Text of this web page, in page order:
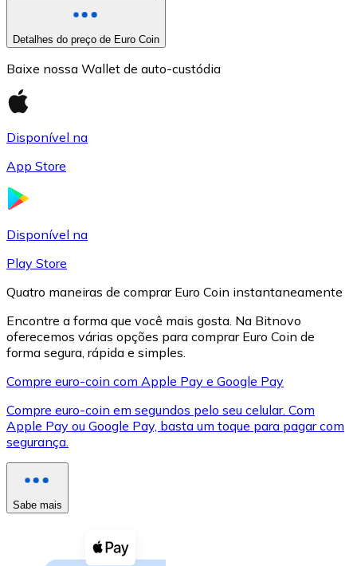
XRP
XRP
Ver tudo
Cupons cripto
Detalhes do preço de Euro Coin
Baixe nossa Wallet de auto-custódia
Disponível na
App Store
Disponível na
Play Store
Quatro maneiras de comprar Euro Coin instantaneamente
Encontre a forma que você mais gosta. Na Bitnovo
oferecemos várias opções para comprar Euro Coin de
forma segura, rápida e simples.
Compre euro-coin com Apple Pay e Google Pay
Compre euro-coin em segundos pelo seu celular. Com
Apple Pay ou Google Pay, basta um toque para pagar com
segurança.
Sabe mais